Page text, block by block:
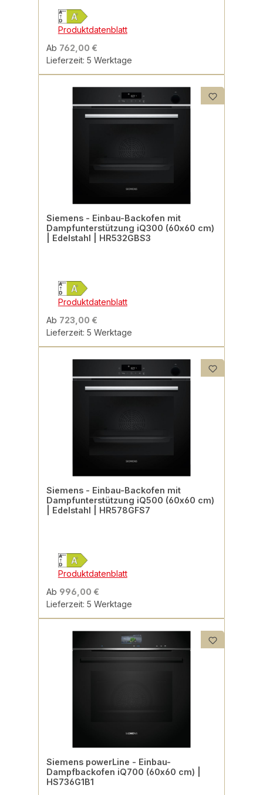
Produktdatenblatt
Ab 762,00 €
Lieferzeit: 5 Werktage
Siemens - Einbau-Backofen mit
Dampfunterstützung iQ300 (60x60 cm)
| Edelstahl | HR532GBS3
Produktdatenblatt
Ab 723,00 €
Lieferzeit: 5 Werktage
Siemens - Einbau-Backofen mit
Dampfunterstützung iQ500 (60x60 cm)
| Edelstahl | HR578GFS7
Produktdatenblatt
Ab 996,00 €
Lieferzeit: 5 Werktage
Siemens powerLine - Einbau-
Dampfbackofen iQ700 (60x60 cm) |
HS736G1B1